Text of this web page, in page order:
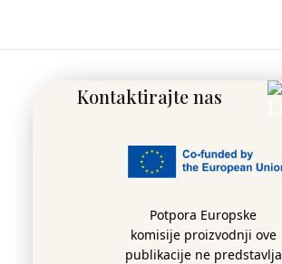
Kontaktirajte nas
Potpora Europske
komisije proizvodnji ove
publikacije ne predstavlja